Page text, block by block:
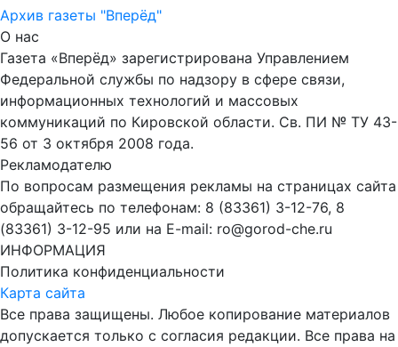
Архив газеты "Вперёд"
О нас
Газета «Вперёд» зарегистрирована Управлением
Федеральной службы по надзору в сфере связи,
информационных технологий и массовых
коммуникаций по Кировской области. Св. ПИ № ТУ 43-
56 от 3 октября 2008 года.
Рекламодателю
По вопросам размещения рекламы на страницах сайта
обращайтесь по телефонам: 8 (83361) 3-12-76, 8
(83361) 3-12-95 или на E-mail: ro@gorod-che.ru
ИНФОРМАЦИЯ
Политика конфиденциальности
Карта сайта
Все права защищены. Любое копирование материалов
допускается только с согласия редакции. Все права на